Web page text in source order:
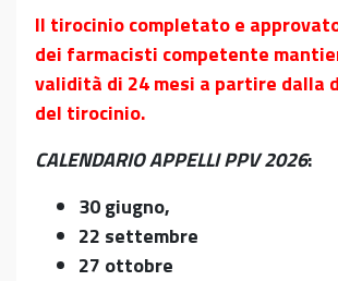
Il tirocinio completato e
dei farmacisti competente
validità di 24 mesi a partire dalla
del tirocinio.
CALENDARIO APPELLI PPV 2026:
30 giugno,
22 settembre
27 ottobre